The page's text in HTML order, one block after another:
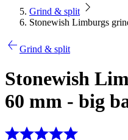
Grind & split
Stonewish Limburgs
Grind & split
Stonewish
60 mm - big